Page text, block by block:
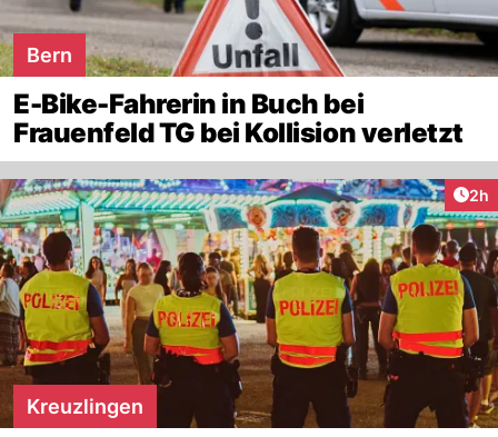
Bern
E-Bike-Fahrerin in Buch bei
Frauenfeld TG bei Kollision verletzt
2h
Kreuzlingen